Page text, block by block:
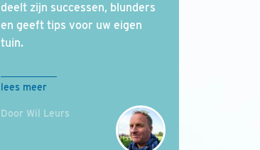
deelt zijn successen, blunders
en geeft tips voor uw eigen
tuin.
lees meer
Door Wil Leurs